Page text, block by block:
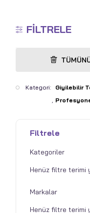
FILTRELE
Kategori: Giyilebilir
Filtrele
Kategoriler
Markalar